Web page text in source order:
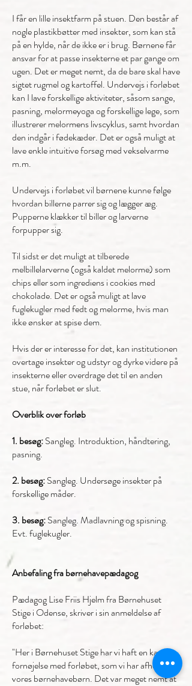
I får en lille insektfarm på stuen. Den består af
nogle plastikbøtter med insekter, som kan stå
på en hylde, når de ikke er i brug. Børnene får
ansvar for at passe insekterne et par gange om
ugen. Det er meget nemt, da de bare skal have
sigtet rugmel og kartoffel. Undervejs i forløbet
kan I lave forskellige aktiviteter, såsom sange,
pasning, melormeyoga og forskellige lege, som
illustrerer melormens livscyklus, samt hvordan
den indgår i fødekæder. Det er også muligt at
lave enkle intuitive forsøg med vekselvarme
m.m.
Undervejs i forløbet vil børnene kunne følge
hvordan billerne parrer sig og lægger æg.
Pupperne klækker til biller og larverne
forpupper sig.
Til sidst er det muligt at tilberede
melbillelarverne (også kaldet melorme) som
chips eller som ingrediens i cookies med
chokolade. Det er også muligt at lave
fuglekugler med fedt og melorme, hvis man
ikke ønsker at spise dem.
Hvis der er interesse for det, kan institutionen
overtage insekter og udstyr og dyrke videre på
insekterne eller overdrage det til en anden
stue, når forløbet er slut.
Overblik over forløb
1. besøg:Sangleg. Introduktion, håndtering,
pasning.
2. besøg:Sangleg. Undersøge insekter på
forskellige måder.
3. besøg:Sangleg. Madlavning og spisning.
Evt. fuglekugler.
Anbefaling fra børnehavepædagog
Pædagog Lise Friis Hjelm fra Børnehuset
Stige i Odense, skriver i sin anmeldelse af
forløbet:
"Her i Børnehuset Stige har vi haft en kæmpe
fornøjelse med forløbet, som vi har afholdt for
vores børnehavebørn. Det var meget nemt at